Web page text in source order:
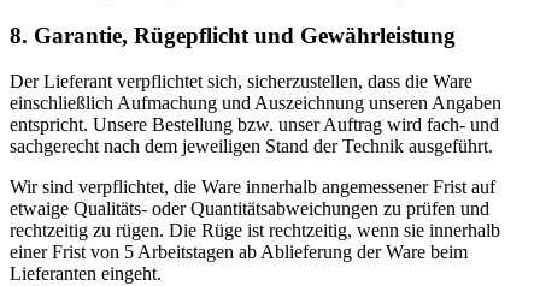
8. Garantie, Rügepflicht und Gewährleistung
Der Lieferant verpflichtet sich, sicherzustellen, dass die Ware
einschließlich Aufmachung und Auszeichnung unseren Angaben
entspricht. Unsere Bestellung bzw. unser Auftrag wird fach- und
sachgerecht nach dem jeweiligen Stand der Technik ausgeführt.
Wir sind verpflichtet, die Ware innerhalb angemessener Frist auf
etwaige Qualitäts- oder Quantitätsabweichungen zu prüfen und
rechtzeitig zu rügen. Die Rüge ist rechtzeitig, wenn sie innerhalb
einer Frist von 5 Arbeitstagen ab Ablieferung der Ware beim
Lieferanten eingeht.